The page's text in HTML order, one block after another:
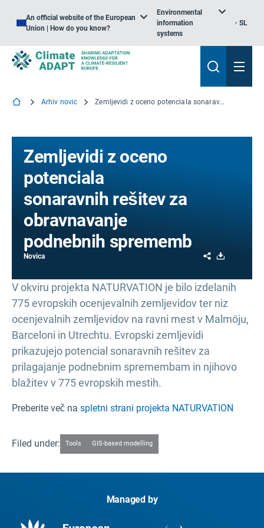
An official website of the European
Union | How do you know?
Environmental
information
systems
SL
Arhiv novic Zemljevidi z oceno potenciala sonaravnih rešitev za obravnavanje podnebnih sprememb
Zemljevidi z oceno
potenciala
sonaravnih rešitev za
obravnavanje
podnebnih sprememb
Novica Share
V okviru projekta NATURVATION je bilo izdelanih
775 evropskih ocenjevalnih zemljevidov ter niz
ocenjevalnih zemljevidov na ravni mest v Malmöju,
Barceloni in Utrechtu. Evropski zemljevidi
prikazujejo potencial sonaravnih rešitev za
prilagajanje podnebnim spremembam in njihovo
blažitev v 775 evropskih mestih.
Preberite več na spletni strani projekta NATURVATION
Filed under: Tools GIS-based modelling
Managed by